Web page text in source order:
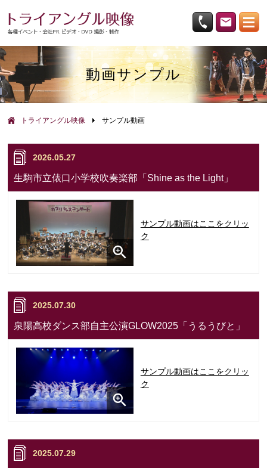
動画サンプル
トライアングル映像 サンプル動画
2026.05.27
生駒市立俵口小学校吹奏楽部「Shine as the Light」
サンプル動画はここをクリッ
ク
2025.07.30
泉陽高校ダンス部自主公演GLOW2025「うるうびと」
サンプル動画はここをクリッ
ク
2025.07.29